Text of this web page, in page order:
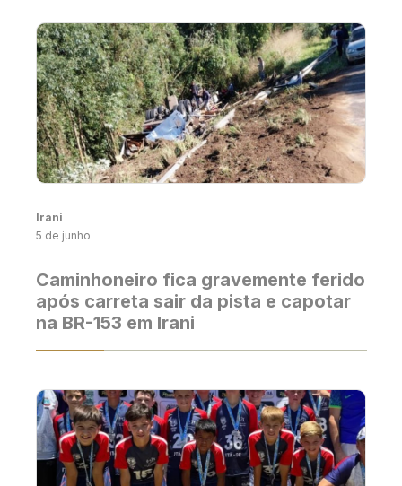
Irani
5 de junho
Caminhoneiro fica gravemente ferido
após carreta sair da pista e capotar
na BR-153 em Irani